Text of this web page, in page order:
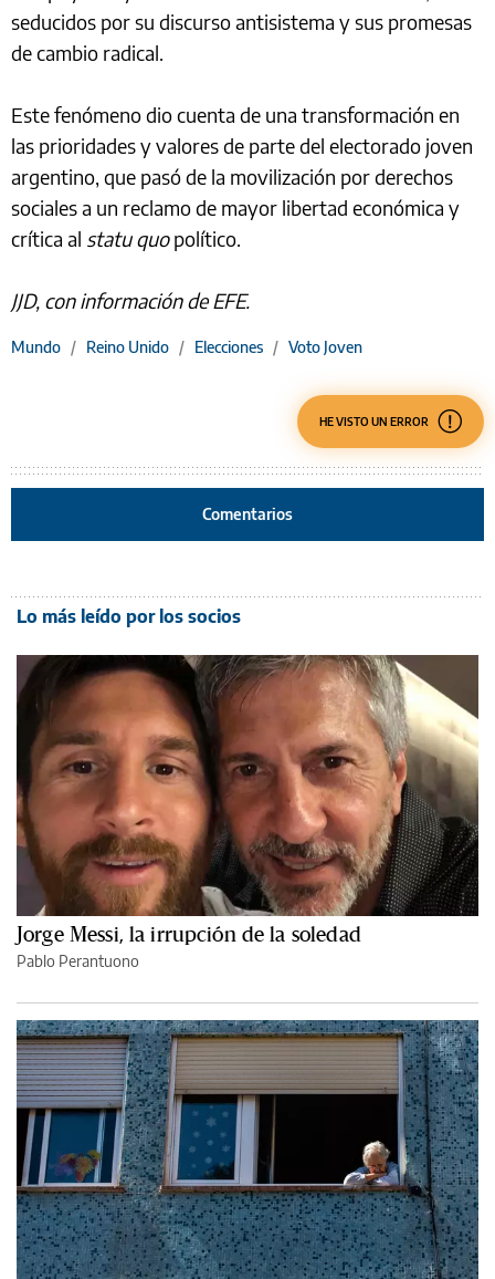
seducidos por su discurso antisistema y sus promesas
de cambio radical.
Este fenómeno dio cuenta de una transformación en
las prioridades y valores de parte del electorado joven
argentino, que pasó de la movilización por derechos
sociales a un reclamo de mayor libertad económica y
crítica al statu quopolítico.
JJD, con información de EFE.
Mundo / Reino Unido / Elecciones / Voto Joven
HE VISTO UN ERROR
Comentarios
Lo más leído por los socios
Jorge Messi, la irrupción de la soledad
Pablo Perantuono